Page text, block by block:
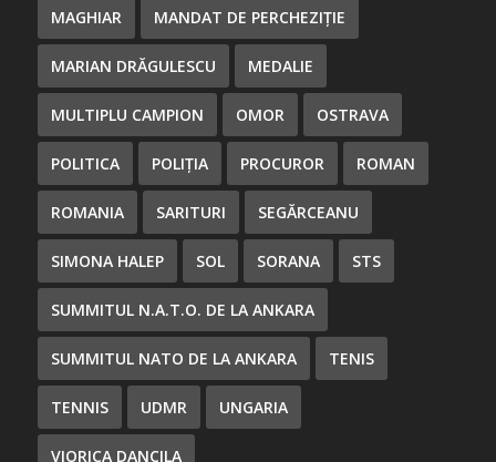
MAGHIAR MANDAT DE PERCHEZIȚIE
MARIAN DRĂGULESCU MEDALIE
MULTIPLU CAMPION OMOR OSTRAVA
POLITICA POLIȚIA PROCUROR ROMAN
ROMANIA SARITURI SEGĂRCEANU
SIMONA HALEP SOL SORANA STS
SUMMITUL N.A.T.O. DE LA ANKARA
SUMMITUL NATO DE LA ANKARA TENIS
TENNIS UDMR UNGARIA
VIORICA DANCILA